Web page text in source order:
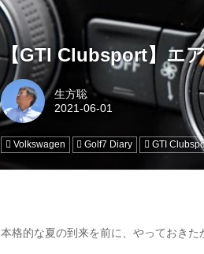
【GTI Clubsport】エ
生方聡
Volkswagen Golf7 Diary GTI
本格的な夏の到来を前に、やっておき